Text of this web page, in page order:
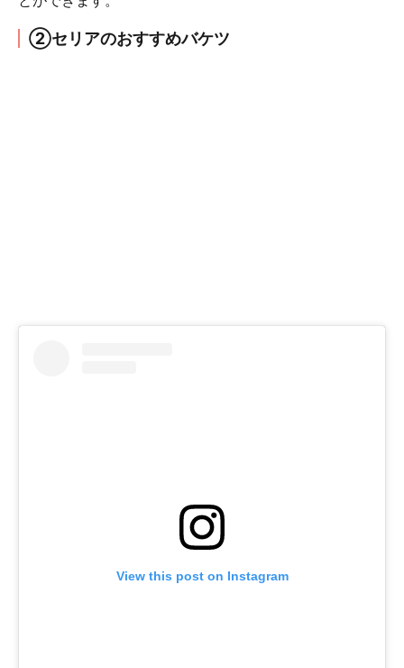
②セリアのおすすめバケツ
View this post on Instagram